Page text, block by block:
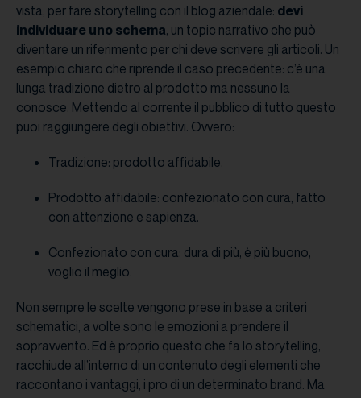
vista, per fare storytelling con il blog aziendale: devi
individuare uno schema, un topic narrativo che può
diventare un riferimento per chi deve scrivere gli articoli. Un
esempio chiaro che riprende il caso precedente: c’è una
lunga tradizione dietro al prodotto ma nessuno la
conosce. Mettendo al corrente il pubblico di tutto questo
puoi raggiungere degli obiettivi. Ovvero:
Tradizione: prodotto affidabile.
Prodotto affidabile: confezionato con cura, fatto
con attenzione e sapienza.
Confezionato con cura: dura di più, è più buono,
voglio il meglio.
Non sempre le scelte vengono prese in base a criteri
schematici, a volte sono le emozioni a prendere il
sopravvento. Ed è proprio questo che fa lo storytelling,
racchiude all’interno di un contenuto degli elementi che
raccontano i vantaggi, i pro di un determinato brand. Ma